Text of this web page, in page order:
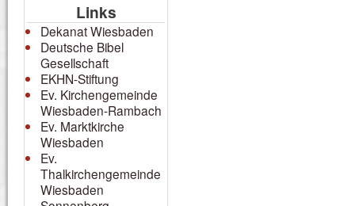
Links
Dekanat Wiesbaden
Deutsche Bibel
Gesellschaft
EKHN-Stiftung
Ev. Kirchengemeinde
Wiesbaden-Rambach
Ev. Marktkirche
Wiesbaden
Ev.
Thalkirchengemeinde
Wiesbaden